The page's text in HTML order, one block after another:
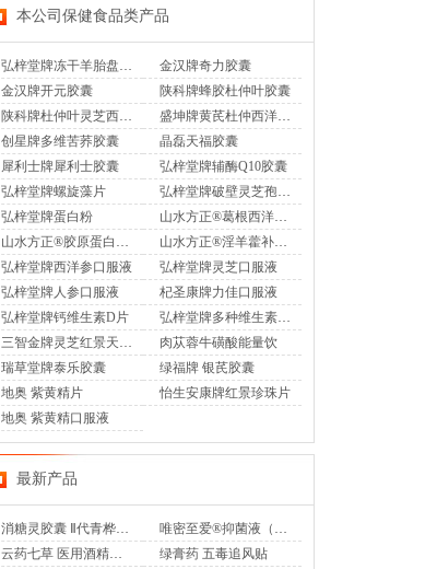
本公司保健食品类产品
弘梓堂牌冻干羊胎盘粉西洋参胶囊
金汉牌奇力胶囊
金汉牌开元胶囊
陕科牌蜂胶杜仲叶胶囊
陕科牌杜仲叶灵芝西洋参颗粒
盛坤牌黄芪杜仲西洋参胶囊
创星牌多维苦荞胶囊
晶磊天福胶囊
犀利士牌犀利士胶囊
弘梓堂牌辅酶Q10胶囊
弘梓堂牌螺旋藻片
弘梓堂牌破壁灵芝孢子粉胶囊
弘梓堂牌蛋白粉
山水方正®葛根西洋参灵芝颗粒（香橙味）
山水方正®胶原蛋白芦荟葡萄籽胶囊
山水方正®淫羊藿补骨脂片
弘梓堂牌西洋参口服液
弘梓堂牌灵芝口服液
弘梓堂牌人参口服液
杞圣康牌力佳口服液
弘梓堂牌钙维生素D片
弘梓堂牌多种维生素矿物质片
三智金牌灵芝红景天胶囊
肉苁蓉牛磺酸能量饮
瑞草堂牌泰乐胶囊
绿福牌 银芪胶囊
地奥 紫黄精片
怡生安康牌红景珍珠片
地奥 紫黄精口服液
最新产品
消糖灵胶囊 Ⅱ代青桦唐安
唯密至爱®抑菌液（专利妇科乳液香奢洗液）
云药七草 医用酒精消毒液
绿膏药 五毒追风贴